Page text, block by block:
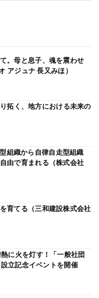
。母と息子、魂を震わせ
アジュナ 長又みほ）
拓く、地方における未来の
組織から自律自走型組織
由で育まれる（株式会社
育てる（三和建設株式会社
に火を灯す！「一般社団
立記念イベントを開催